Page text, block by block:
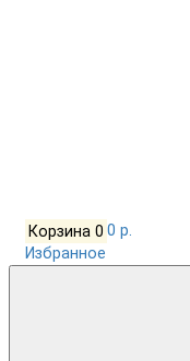
Корзина 0 0 р.
Избранное